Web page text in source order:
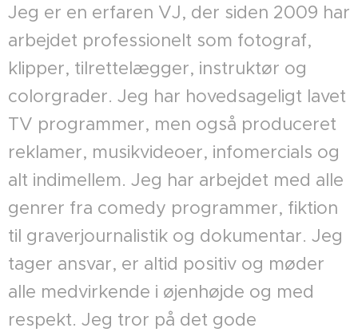
Jeg er en erfaren VJ, der siden 2009 har
arbejdet professionelt som fotograf,
klipper, tilrettelægger, instruktør og
colorgrader. Jeg har hovedsageligt lavet
TV programmer, men også produceret
reklamer, musikvideoer, infomercials og
alt indimellem. Jeg har arbejdet med alle
genrer fra comedy programmer, fiktion
til graverjournalistik og dokumentar. Jeg
tager ansvar, er altid positiv og møder
alle medvirkende i øjenhøjde og med
respekt. Jeg tror på det gode